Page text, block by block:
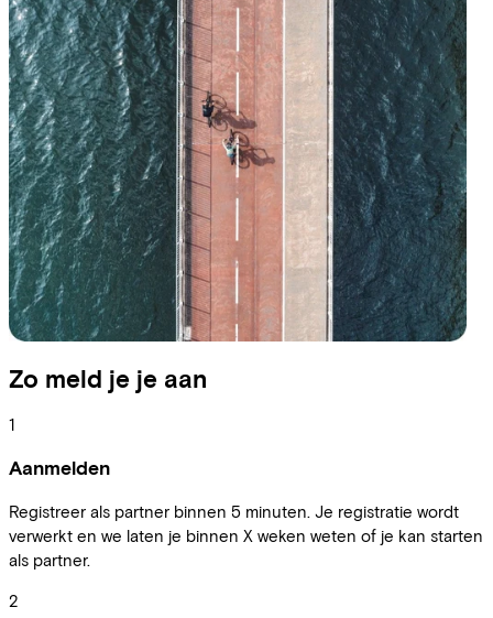
Zo meld je je aan
1
Aanmelden
Registreer als partner binnen 5 minuten. Je registratie wordt
verwerkt en we laten je binnen X weken weten of je kan starten
als partner.
2